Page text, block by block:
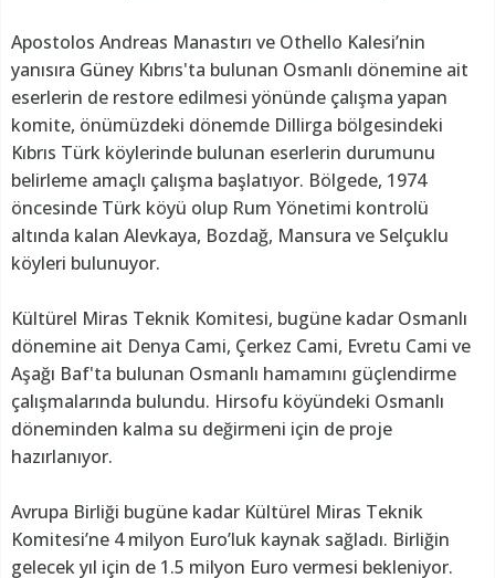
Apostolos Andreas Manastırı ve Othello Kalesi’nin
yanısıra Güney Kıbrıs'ta bulunan Osmanlı dönemine ait
eserlerin de restore edilmesi yönünde çalışma yapan
komite, önümüzdeki dönemde Dillirga bölgesindeki
Kıbrıs Türk köylerinde bulunan eserlerin durumunu
belirleme amaçlı çalışma başlatıyor. Bölgede, 1974
öncesinde Türk köyü olup Rum Yönetimi kontrolü
altında kalan Alevkaya, Bozdağ, Mansura ve Selçuklu
köyleri bulunuyor.
Kültürel Miras Teknik Komitesi, bugüne kadar Osmanlı
dönemine ait Denya Cami, Çerkez Cami, Evretu Cami ve
Aşağı Baf'ta bulunan Osmanlı hamamını güçlendirme
çalışmalarında bulundu. Hirsofu köyündeki Osmanlı
döneminden kalma su değirmeni için de proje
hazırlanıyor.
Avrupa Birliği bugüne kadar Kültürel Miras Teknik
Komitesi’ne 4 milyon Euro’luk kaynak sağladı. Birliğin
gelecek yıl için de 1.5 milyon Euro vermesi bekleniyor.